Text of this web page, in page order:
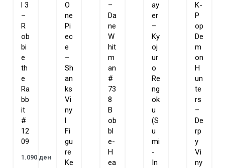
l 3
–
R
ob
bi
e
th
e
Ra
bb
it
#
12
09
1.090 ден
O
ne
Pi
ec
e
–
Sh
an
ks
Vi
ny
l
Fi
gu
re
Ke
–
Da
ne
W
hit
m
an
#
73
8
B
ob
bl
e-
H
ea
ay
er
–
Ky
oj
ur
o
Re
ng
ok
u
(S
u
mi
-
In
K-
P
op
De
m
on
H
un
te
rs
–
De
rp
y
Vi
ny